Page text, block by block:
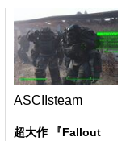
ASCIIsteam
超大作 『Fallout